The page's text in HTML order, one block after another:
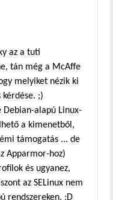
az a tuti
tán még a McAffe
melyiket nézik ki
;)
Debian-alapú Linux-
a kimenetből,
támogatás ... de
Apparmor-hoz)
és ugyanez,
az SELinux nem
rendszereken. :D